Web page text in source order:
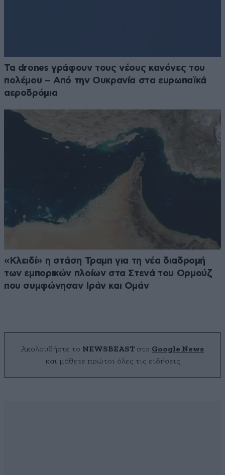
Τα drones γράφουν τους νέους κανόνες του
πολέμου – Από την Ουκρανία στα ευρωπαϊκά
αεροδρόμια
«Κλειδί» η στάση Τραμπ για τη νέα διαδρομή
των εμπορικών πλοίων στα Στενά του Ορμούζ
που συμφώνησαν Ιράν και Ομάν
Ακολουθήστε το NEWSBEAST στο Google News
και μάθετε πρώτοι όλες τις ειδήσεις